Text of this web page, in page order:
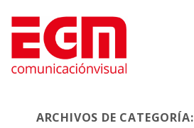
contenido
ARCHIVOS DE CATEGORÍA: